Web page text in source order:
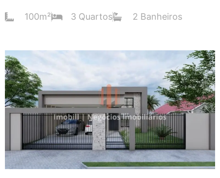
100m² 3 Quartos 2 Banheiros